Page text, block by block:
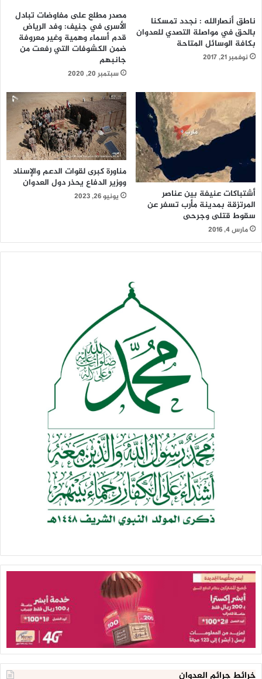
ناطق أنصارالله : نجدد تمسكنا
بالحق في مواصلة التصدي للعدوان
بكافة الوسائل المتاحة
نوفمبر 21, 2017
مصدر مطلع على مفاوضات تبادل
الأسرى في جنيف: وفد الرياض
قدم أسماء وهمية وغير معروفة
ضمن الكشوفات التي رفعت من
جانبهم
سبتمبر 20, 2020
أشتباكات عنيفة بين عناصر
المرتزقة بمدينة مأرب تسفر عن
سقوط قتلى وجرحى
مارس 4, 2016
مناورة كبرى لقوات الدعم والإسناد
ووزير الدفاع يحذر دول العدوان
يونيو 26, 2023
خرائط جرائم العدوان